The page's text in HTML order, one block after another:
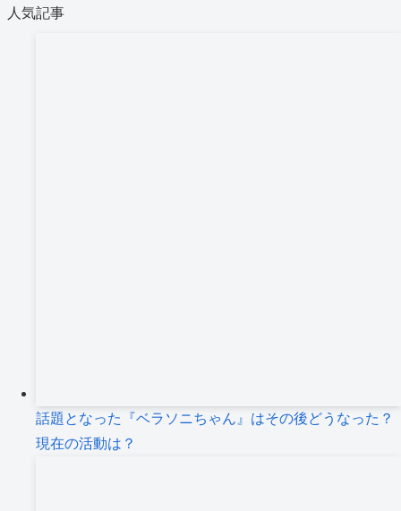
ー人気記事
話題となった『ベラソニちゃん』はその後どうなった？
現在の活動は？